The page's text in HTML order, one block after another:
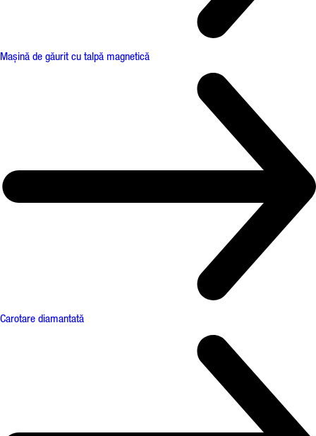
Mașină de găurit cu talpă magnetică
Carotare diamantată